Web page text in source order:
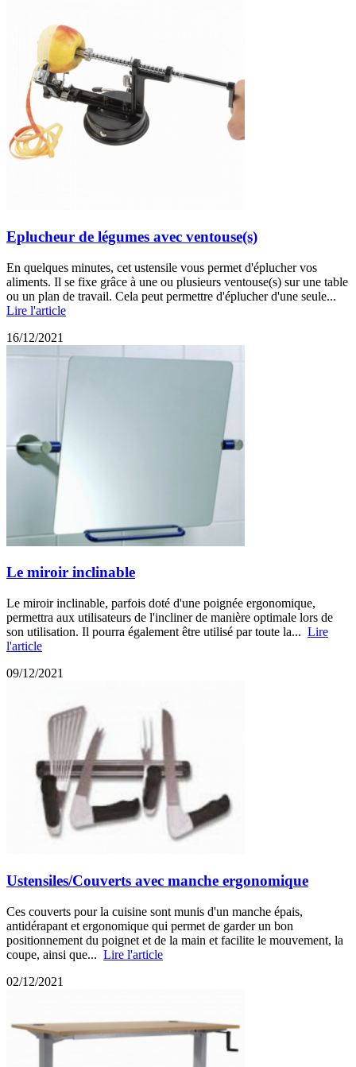
Eplucheur de légumes avec ventouse(s)
En quelques minutes, cet ustensile vous permet d'éplucher vos
aliments. Il se fixe grâce à une ou plusieurs ventouse(s) sur une table
ou un plan de travail. Cela peut permettre d'éplucher d'une seule...
Lire l'article
16/12/2021
Le miroir inclinable
Le miroir inclinable, parfois doté d'une poignée ergonomique,
permettra aux utilisateurs de l'incliner de manière optimale lors de
son utilisation. Il pourra également être utilisé par toute la... Lire
l'article
09/12/2021
Ustensiles/Couverts avec manche ergonomique
Ces couverts pour la cuisine sont munis d'un manche épais,
antidérapant et ergonomique qui permet de garder un bon
positionnement du poignet et de la main et facilite le mouvement, la
coupe, ainsi que... Lire l'article
02/12/2021